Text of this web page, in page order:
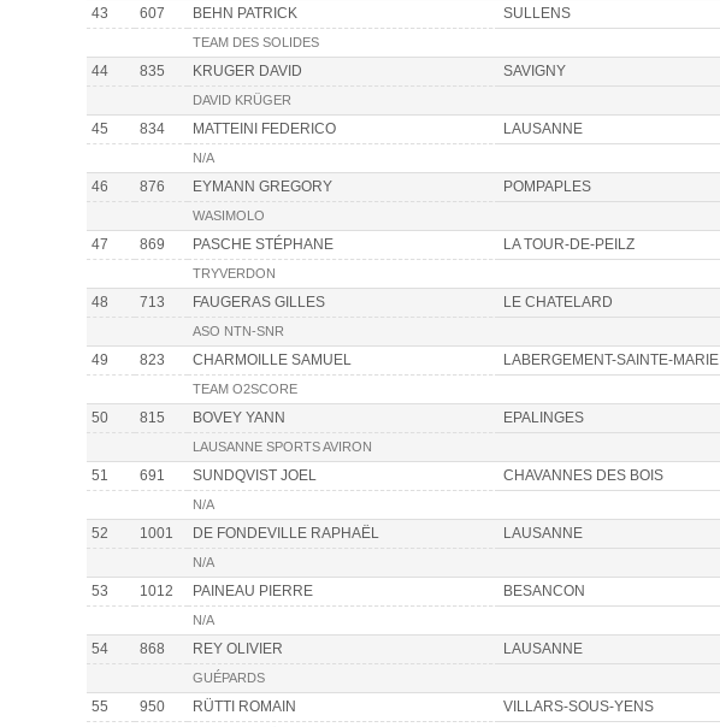
43 607 BEHN PATRICK SULLENS
TEAM DES SOLIDES
44 835 KRUGER DAVID SAVIGNY
DAVID KRÜGER
45 834 MATTEINI FEDERICO LAUSANNE
N/A
46 876 EYMANN GREGORY POMPAPLES
WASIMOLO
47 869 PASCHE STÉPHANE LA TOUR-DE-PEILZ
TRYVERDON
48 713 FAUGERAS GILLES LE CHATELARD
ASO NTN-SNR
49 823 CHARMOILLE SAMUEL LABERGEMENT-SAINTE-MARIE
TEAM O2SCORE
50 815 BOVEY YANN EPALINGES
LAUSANNE SPORTS AVIRON
51 691 SUNDQVIST JOEL CHAVANNES DES BOIS
N/A
52 1001 DE FONDEVILLE RAPHAËL LAUSANNE
N/A
53 1012 PAINEAU PIERRE BESANCON
N/A
54 868 REY OLIVIER LAUSANNE
GUÉPARDS
55 950 RÜTTI ROMAIN VILLARS-SOUS-YENS